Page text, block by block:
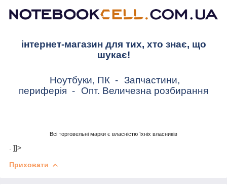
інтернет-магазин для тих, хто знає, що
шукає!
Ноутбуки, ПК - Запчастини,
периферія - Опт. Величезна розбирання
Всі торговельні марки є власністю їхніх власників
. ]]>
Приховати